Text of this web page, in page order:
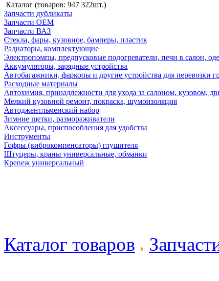
Каталог (товаров: 947 322шт.)
Запчасти дубликаты
Запчасти ОЕМ
Запчасти ВАЗ
Стекла, фары, кузовное, бамперы, пластик
Радиаторы, комплектующие
Электропомпы, предпусковые подогреватели, печи в салон,
Аккумуляторы, зарядные устройства
Автобагажники, фаркопы и другие устройства для перевозки
Расходные материалы
Автохимия, принадлежности для ухода за салоном, кузовом,
Мелкий кузовной ремонт, покраска, шумоизоляция
Автоджентльменский набор
Зимние щетки, размораживатели
Аксессуары, приспособления для удобства
Инструменты
Гофры (виброкомпенсаторы) глушителя
Штуцеры, краны универсальные, обманки
Крепеж универсальный
Каталог товаров